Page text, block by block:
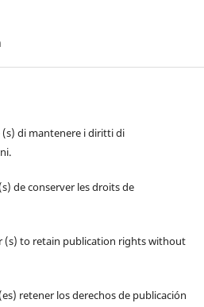
di mantenere i diritti di
de conserver les droits de
(s) to retain publication rights without
retener los derechos de publicación